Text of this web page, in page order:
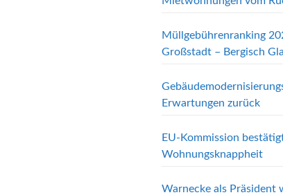
Müllgebührenranking
Großstadt – Bergisch
Erwartungen zurück
EU-Kommission
Wohnungsknappheit
Warnecke als Präsident